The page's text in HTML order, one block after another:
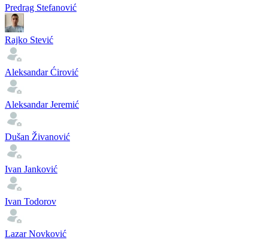
Predrag Stefanović
Rajko Stević
Aleksandar Ćirović
Aleksandar Jeremić
Dušan Živanović
Ivan Janković
Ivan Todorov
Lazar Novković